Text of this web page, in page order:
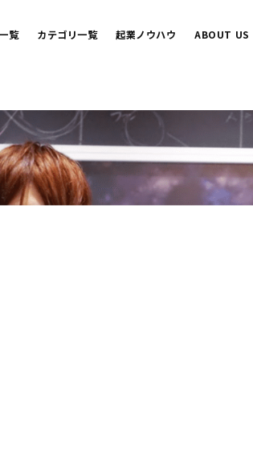
覧 カテゴリ一覧 起業ノウハウ ABOUT US